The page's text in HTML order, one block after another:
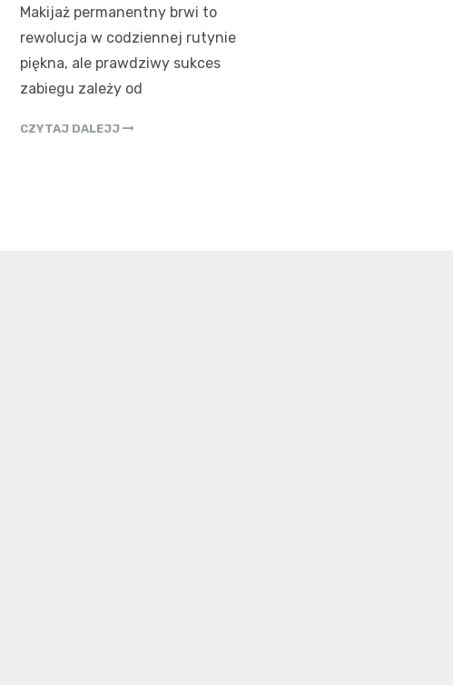
Makijaż permanentny brwi to
rewolucja w codziennej rutynie
piękna, ale prawdziwy sukces
zabiegu zależy od
CZYTAJ DALEJJ